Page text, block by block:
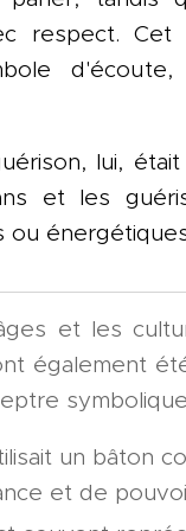
respect. Cet
lui,
et les
ou
et les
également
un bâton
et de